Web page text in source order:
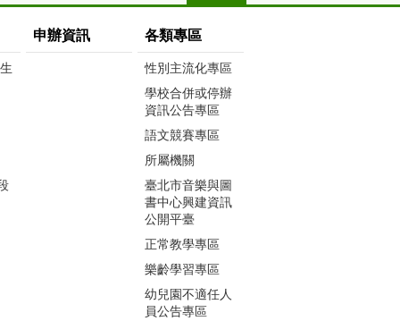
申辦資訊 各類專區
性別主流化專區
學校合併或停辦
資訊公告專區
語文競賽專區
所屬機關
臺北市音樂與圖
書中心興建資訊
公開平臺
正常教學專區
樂齡學習專區
幼兒園不適任人
員公告專區